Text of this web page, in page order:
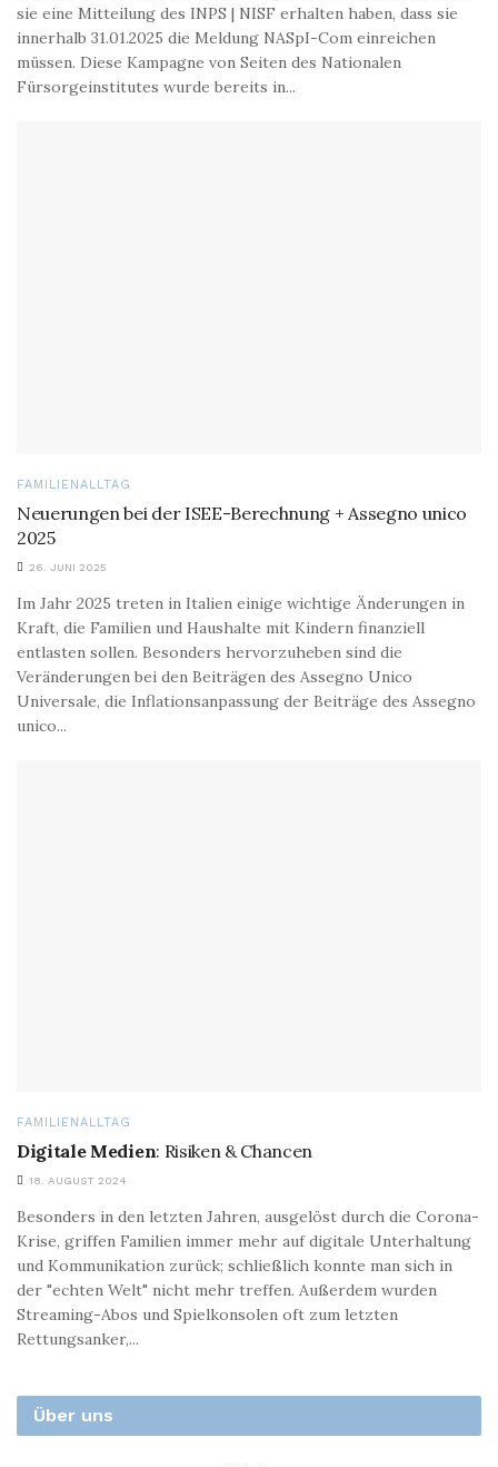
sie eine Mitteilung des INPS | NISF erhalten haben, dass sie
innerhalb 31.01.2025 die Meldung NASpI-Com einreichen
müssen. Diese Kampagne von Seiten des Nationalen
Fürsorgeinstitutes wurde bereits in...
FAMILIENALLTAG
Neuerungen bei der ISEE-Berechnung + Assegno unico
2025
26. JUNI 2025
Im Jahr 2025 treten in Italien einige wichtige Änderungen in
Kraft, die Familien und Haushalte mit Kindern finanziell
entlasten sollen. Besonders hervorzuheben sind die
Veränderungen bei den Beiträgen des Assegno Unico
Universale, die Inflationsanpassung der Beiträge des Assegno
unico...
FAMILIENALLTAG
Digitale Medien: Risiken & Chancen
18. AUGUST 2024
Besonders in den letzten Jahren, ausgelöst durch die Corona-
Krise, griffen Familien immer mehr auf digitale Unterhaltung
und Kommunikation zurück; schließlich konnte man sich in
der "echten Welt" nicht mehr treffen. Außerdem wurden
Streaming-Abos und Spielkonsolen oft zum letzten
Rettungsanker,...
Über uns